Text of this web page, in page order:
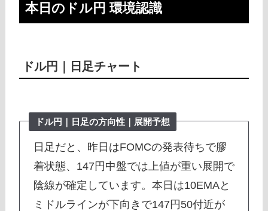
本日のドル円 環境認識
ドル円｜日足チャート
ドル円｜日足の方向性｜展開予想
日足だと、昨日はFOMCの発表待ちで膠
着状態、147円中盤では上値が重い展開で
陰線が確定しています。本日は10EMAと
ミドルラインが下向きで147円50付近が